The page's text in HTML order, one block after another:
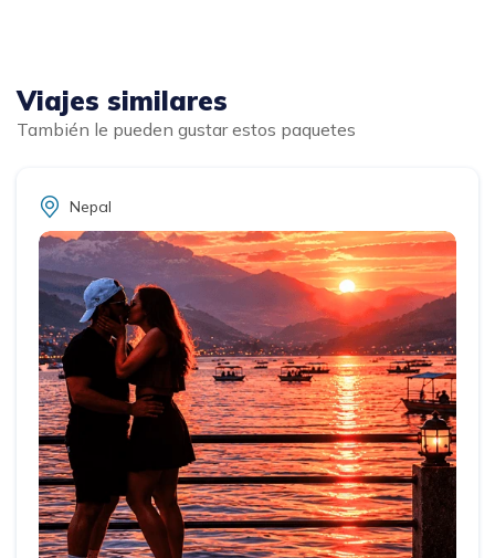
Viajes similares
También le pueden gustar estos paquetes
Nepal